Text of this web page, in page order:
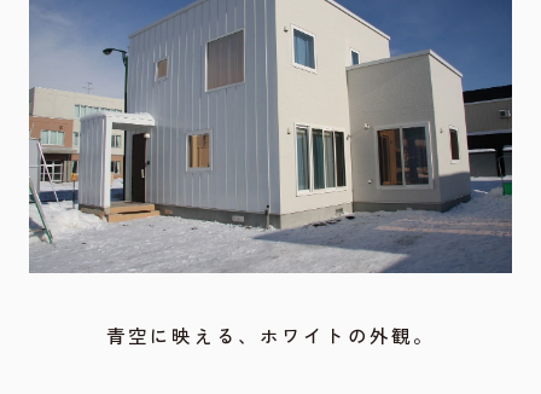
青空に映える、ホワイトの外観。